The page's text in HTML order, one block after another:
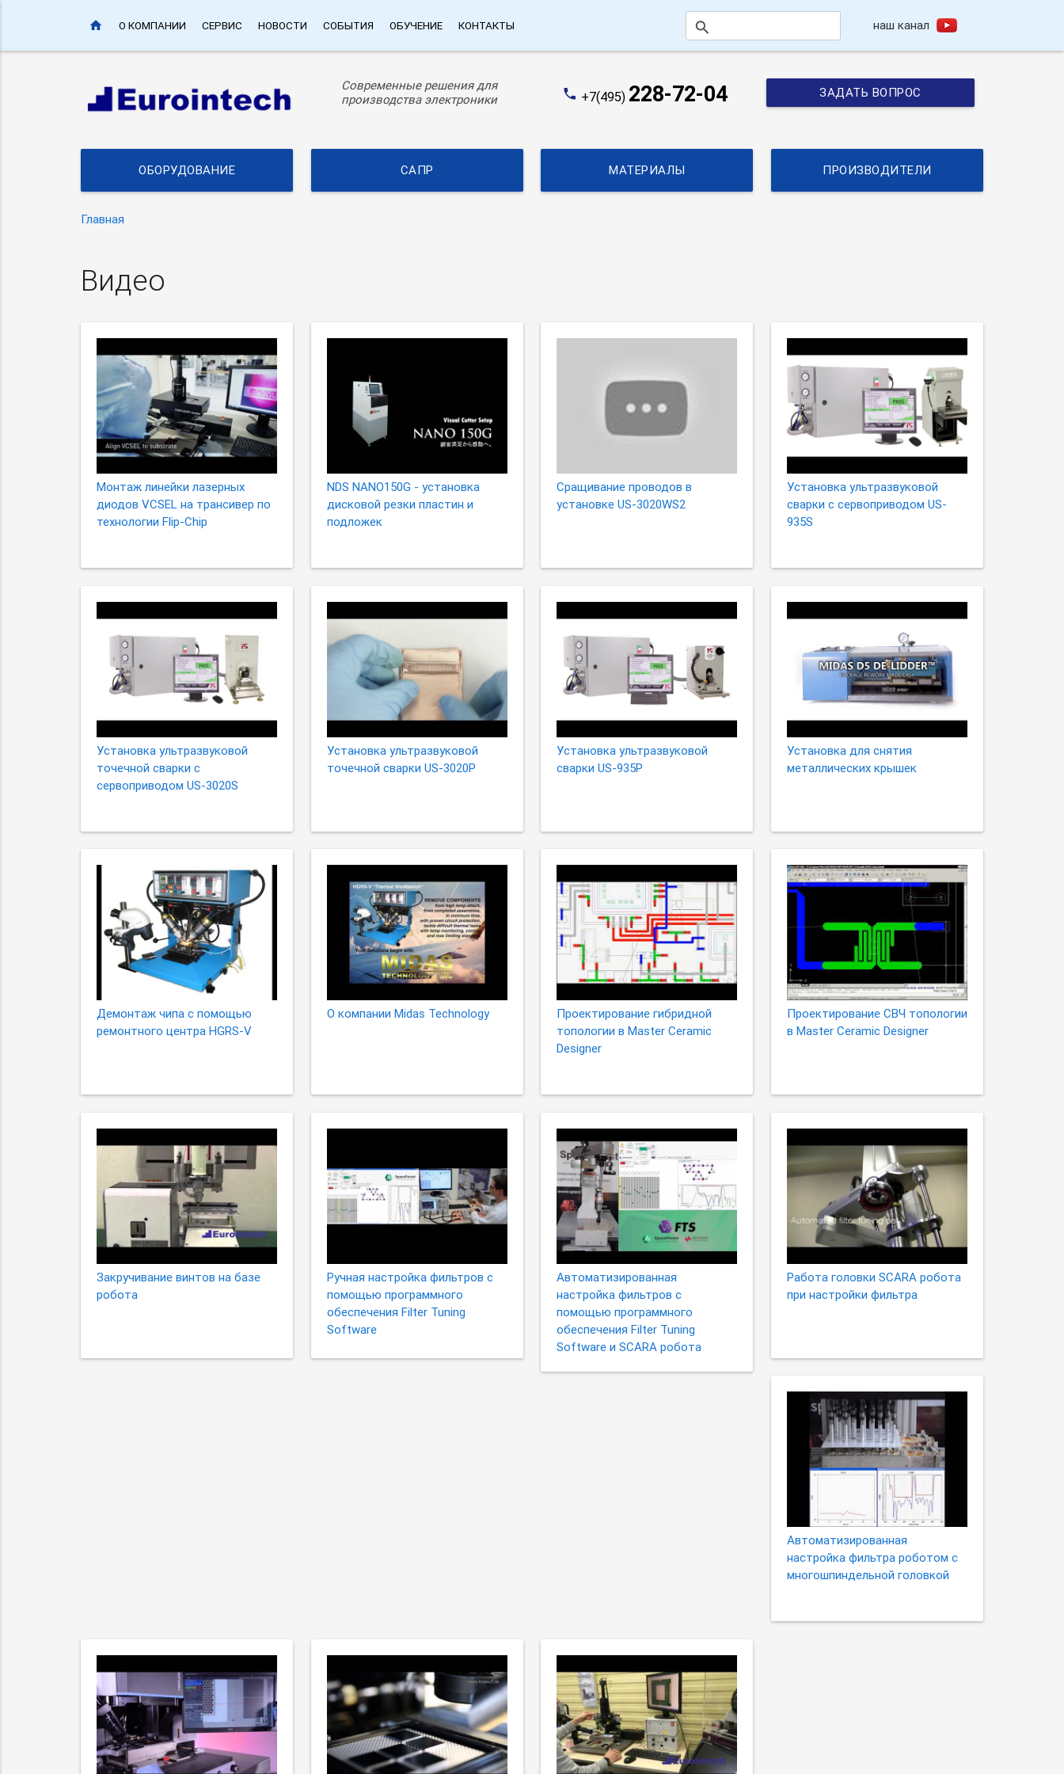
home О КОМПАНИИ СЕРВИС НОВОСТИ СОБЫТИЯ ОБУЧЕНИЕ КОНТАКТЫ search наш канал
Современные решения для
производства электроники
phone +7(495) 228-72-04 ЗАДАТЬ ВОПРОС
ОБОРУДОВАНИЕ САПР МАТЕРИАЛЫ ПРОИЗВОДИТЕЛИ
Главная
Видео
Монтаж линейки лазерных
диодов VCSEL на трансивер по
технологии Flip-Chip
NDS NANO150G - установка
дисковой резки пластин и
подложек
Сращивание проводов в
установке US-3020WS2
Установка ультразвуковой
сварки с сервоприводом US-
935S
Установка ультразвуковой
точечной сварки с
сервоприводом US-3020S
Установка ультразвуковой
точечной сварки US-3020P
Установка ультразвуковой
сварки US-935P
Установка для снятия
металлических крышек
Демонтаж чипа с помощью
ремонтного центра HGRS-V
О компании Midas Technology
Проектирование гибридной
топологии в Master Ceramic
Designer
Проектирование СВЧ топологии
в Master Ceramic Designer
Закручивание винтов на базе
робота
Ручная настройка фильтров с
помощью программного
обеспечения Filter Tuning
Software
Автоматизированная
настройка фильтров с
помощью программного
обеспечения Filter Tuning
Software и SCARA робота
Работа головки SCARA робота
при настройки фильтра
Автоматизированная
настройка фильтра роботом с
многошпиндельной головкой